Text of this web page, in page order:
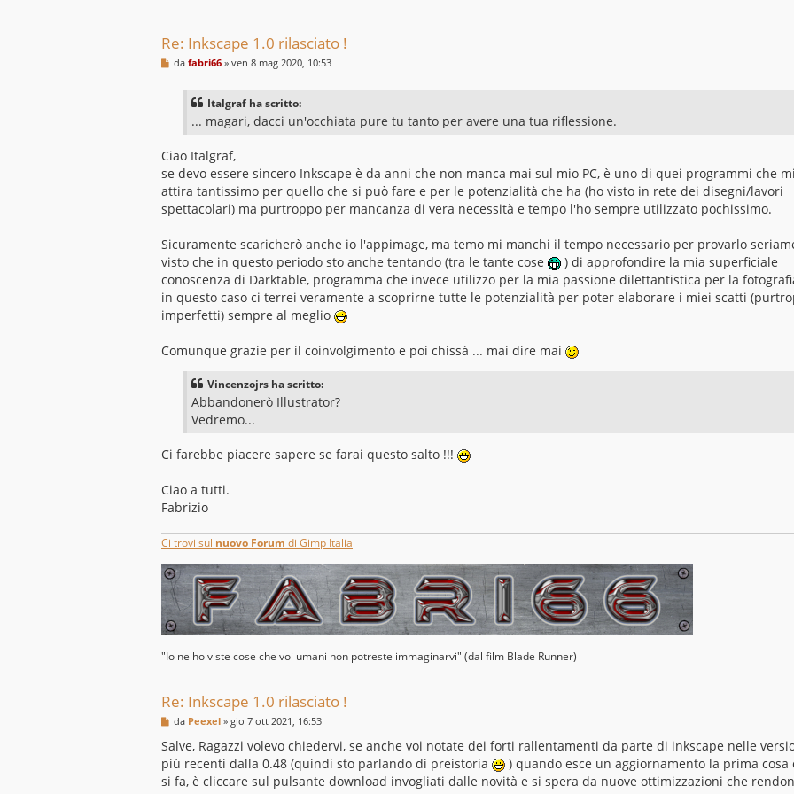
Re: Inkscape 1.0 rilasciato !
M
o
da fabri66 » ven 8 mag 2020, 10:53
Italgraf ha scritto:
... magari, dacci un'occhiata pure tu tanto per avere una tua riflessione.
Ciao Italgraf,
se devo essere sincero Inkscape è da anni che non manca mai sul mio PC, è uno di quei programmi che mi
attira tantissimo per quello che si può fare e per le potenzialità che ha (ho visto in rete dei disegni/lavori
spettacolari) ma purtroppo per mancanza di vera necessità e tempo l'ho sempre utilizzato pochissimo.
Sicuramente scaricherò anche io l'appimage, ma temo mi manchi il tempo necessario per provarlo
visto che in questo periodo sto anche tentando (tra le tante cose
) di approfondire la mia superficiale
conoscenza di Darktable, programma che invece utilizzo per la mia passione dilettantistica per la
in questo caso ci terrei veramente a scoprirne tutte le potenzialità per poter elaborare i miei scatti
imperfetti) sempre al meglio
Comunque grazie per il coinvolgimento e poi chissà ... mai dire mai
Vincenzojrs ha scritto:
Abbandonerò Illustrator?
Vedremo...
Ci farebbe piacere sapere se farai questo salto !!!
Ciao a tutti.
Fabrizio
Ci trovi sul nuovo Forum di Gimp Italia
"Io ne ho viste cose che voi umani non potreste immaginarvi" (dal film Blade Runner)
Re: Inkscape 1.0 rilasciato !
M
s
s
a
g
da Peexel » gio 7 ott 2021, 16:53
Salve, Ragazzi volevo chiedervi, se anche voi notate dei forti rallentamenti da parte di inkscape nelle
più recenti dalla 0.48 (quindi sto parlando di preistoria
) quando esce un aggiornamento la prima cosa
si fa, è cliccare sul pulsante download invogliati dalle novità e si spera da nuove ottimizzazioni che